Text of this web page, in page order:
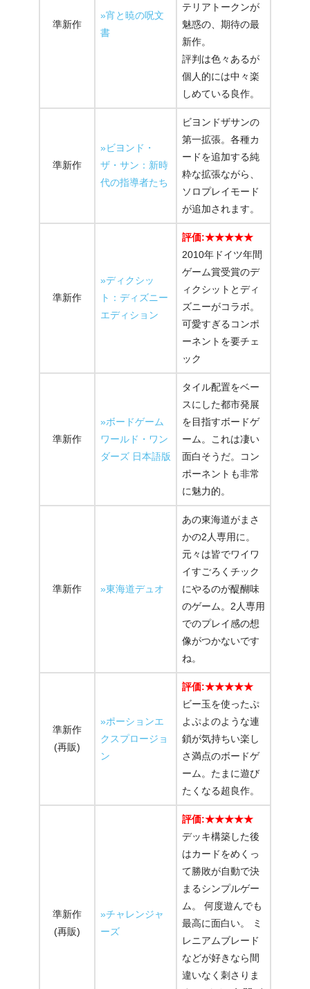
準新作
»宵と暁の呪文
書
テリアトークンが
魅惑の、期待の最
新作。
評判は色々あるが
個人的には中々楽
しめている良作。
準新作
»ビヨンド・
ザ・サン：新時
代の指導者たち
ビヨンドザサンの
第一拡張。各種カ
ードを追加する純
粋な拡張ながら、
ソロプレイモード
が追加されます。
準新作
»ディクシッ
ト：ディズニー
エディション
評価:★★★★★
2010年ドイツ年間
ゲーム賞受賞のデ
ィクシットとディ
ズニーがコラボ。
可愛すぎるコンポ
ーネントを要チェ
ック
準新作
»ボードゲーム
ワールド・ワン
ダーズ 日本語版
タイル配置をベー
スにした都市発展
を目指すボードゲ
ーム。これは凄い
面白そうだ。コン
ポーネントも非常
に魅力的。
準新作 »東海道デュオ
あの東海道がまさ
かの2人専用に。
元々は皆でワイワ
イすごろくチック
にやるのが醍醐味
のゲーム。2人専用
でのプレイ感の想
像がつかないです
ね。
準新作
(再販)
»ポーションエ
クスプロージョ
ン
評価:★★★★★
ビー玉を使ったぷ
よぷよのような連
鎖が気持ちい楽し
さ満点のボードゲ
ーム。たまに遊び
たくなる超良作。
準新作
(再販)
»チャレンジャ
ーズ
評価:★★★★★
デッキ構築した後
はカードをめくっ
て勝敗が自動で決
まるシンプルゲー
ム。 何度遊んでも
最高に面白い。 ミ
レニアムブレード
などが好きなら間
違いなく刺さりま